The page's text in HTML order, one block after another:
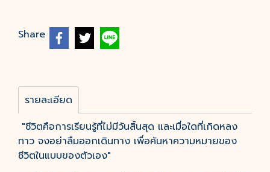
Share
รายละเอียด
"ชีวิตคือการเรียนรู้ที่ไม่มีวันสิ้นสุด และเมื่อใดที่เกิดหลง
ทาว จงอย่าลืมออกเดินทาง เพื่อค้นหาความหมายของ
ชีวิตในแบบของตัวเอง"